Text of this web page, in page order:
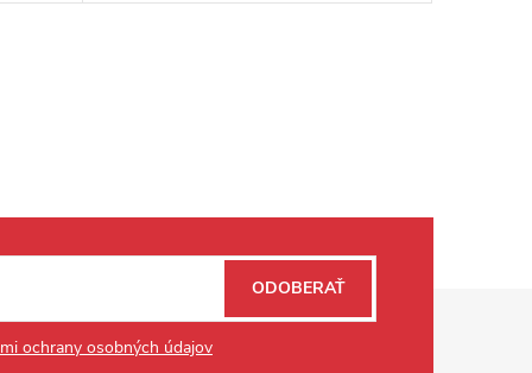
ochrany osobných údajov
ODOBERAŤ